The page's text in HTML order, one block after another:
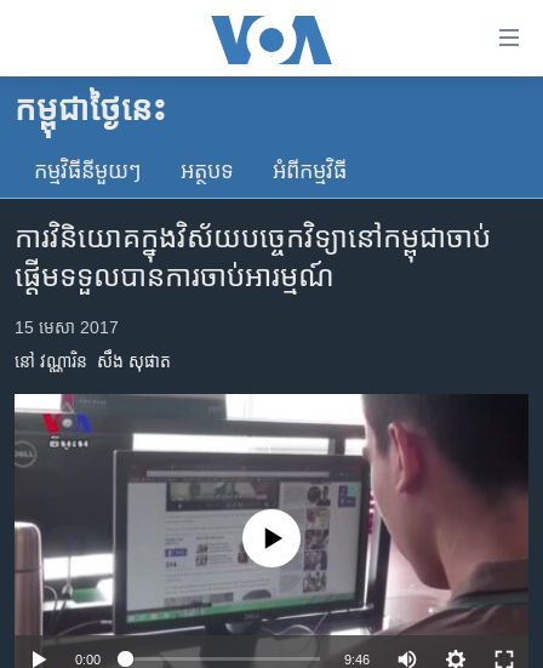
គេហទំព័រ​
ទាក់ទង
និង​
ចូល​
ទំព័រ​
ម្តង
រំលង​
ចូល​
ទំព័រ​
សម្ព័ន្ធ​
និង​
កម្ពុជា
អន្តរជាតិ
ចិន
ហេឡូវីអូអេ
កម្ពុជាច្នៃប្រតិដ្ឋ
ទូរទស្សន៍ / វីដេអូ​
កម្មវិធីទាំងអស់
Khmer English
បណ្តាញ​សង្គម
កម្ពុជាថ្ងៃនេះ
កម្មវិធី​នីមួយៗ អត្ថបទ​ អំពី​កម្មវិធី​
ការ​វិនិយោគ​ក្នុង​វិស័យ​បច្ចេកវិទ្យា​នៅ​​កម្ពុជា​ចាប់
ផ្ដើម​ទទួល​បាន​ការ​ចាប់​អារម្មណ៍
15 មេសា 2017
នៅ វណ្ណារិន
សឹង សុផាត
No media source currently available
0:00 9:46